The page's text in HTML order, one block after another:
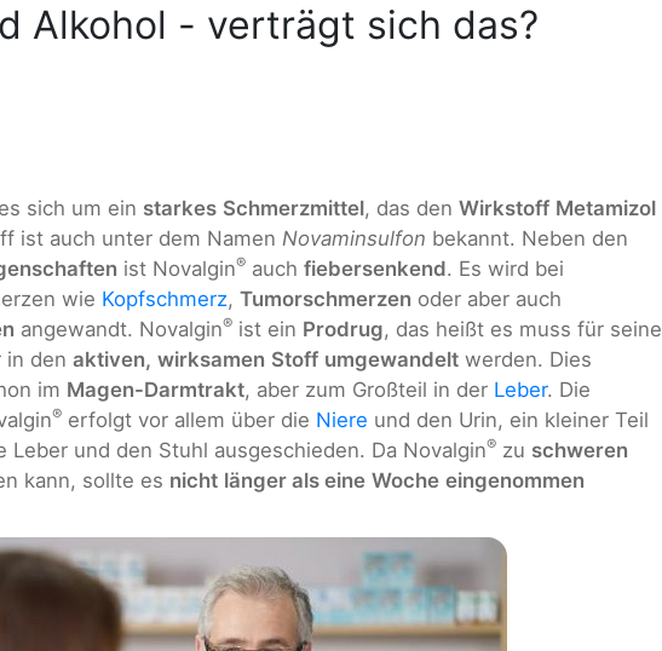
Alkohol - verträgt sich das?
sich um ein starkes Schmerzmittel, das den Wirkstoff Metamizol
ist auch unter dem Namen Novaminsulfon bekannt. Neben den
ist Novalgin® auch fiebersenkend. Es wird bei
wie Kopfschmerz, Tumorschmerzen oder aber auch
angewandt. Novalgin® ist ein Prodrug, das heißt es muss für seine
in den aktiven, wirksamen Stoff umgewandelt werden. Dies
im Magen-Darmtrakt, aber zum Großteil in der Leber. Die
® erfolgt vor allem über die Niere und den Urin, ein kleiner Teil
Leber und den Stuhl ausgeschieden. Da Novalgin® zu schweren
kann, sollte es nicht länger als eine Woche eingenommen